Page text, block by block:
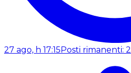
27 ago, h 17:15 Posti rimanenti: 2